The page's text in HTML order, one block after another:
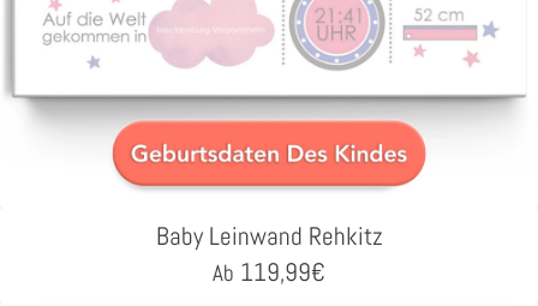
Baby Leinwand Rehkitz
Ab 119,99€